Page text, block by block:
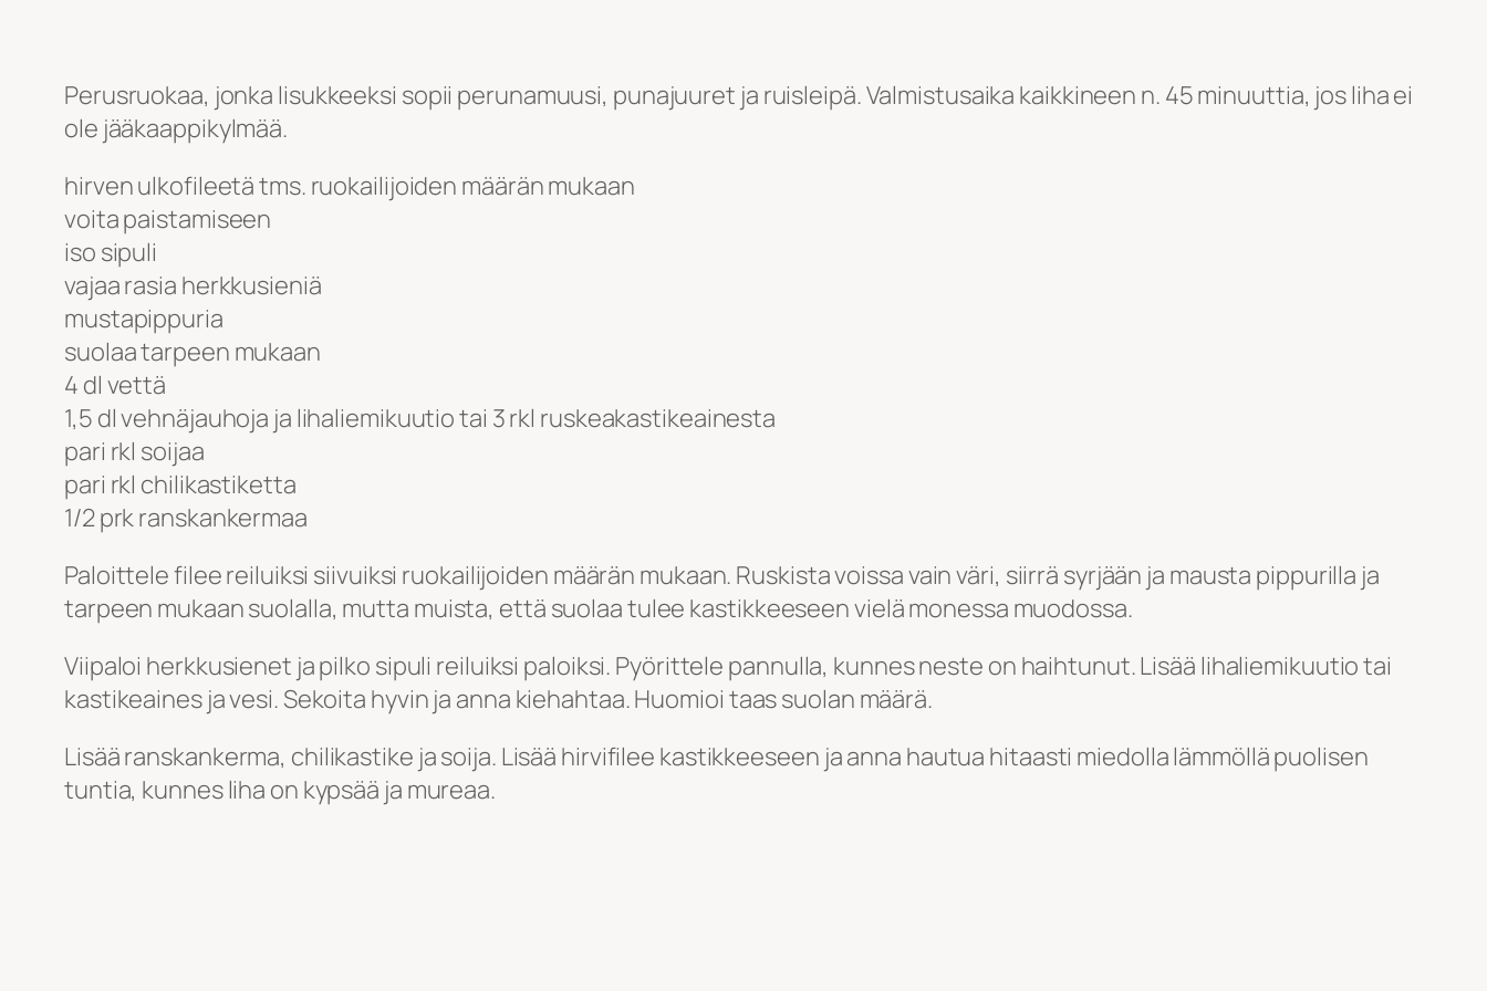
Perusruokaa, jonka lisukkeeksi sopii perunamuusi, punajuuret ja ruisleipä. Valmistusaika kaikkineen n. 45 minuuttia, jos liha ei
ole jääkaappikylmää.
hirven ulkofileetä tms. ruokailijoiden määrän mukaan
voita paistamiseen
iso sipuli
vajaa rasia herkkusieniä
mustapippuria
suolaa tarpeen mukaan
4 dl vettä
1,5 dl vehnäjauhoja ja lihaliemikuutio tai 3 rkl ruskeakastikeainesta
pari rkl soijaa
pari rkl chilikastiketta
1/2 prk ranskankermaa
Paloittele filee reiluiksi siivuiksi ruokailijoiden määrän mukaan. Ruskista voissa vain väri, siirrä syrjään ja mausta pippurilla ja
tarpeen mukaan suolalla, mutta muista, että suolaa tulee kastikkeeseen vielä monessa muodossa.
Viipaloi herkkusienet ja pilko sipuli reiluiksi paloiksi. Pyörittele pannulla, kunnes neste on haihtunut. Lisää lihaliemikuutio tai
kastikeaines ja vesi. Sekoita hyvin ja anna kiehahtaa. Huomioi taas suolan määrä.
Lisää ranskankerma, chilikastike ja soija. Lisää hirvifilee kastikkeeseen ja anna hautua hitaasti miedolla lämmöllä puolisen
tuntia, kunnes liha on kypsää ja mureaa.